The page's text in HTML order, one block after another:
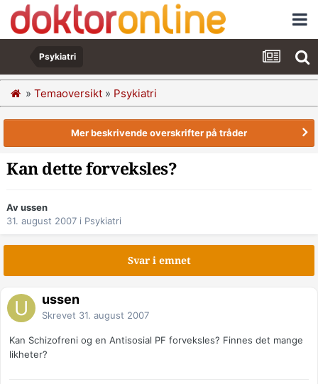
Psykiatri
» Temaoversikt » Psykiatri
Mer beskrivende overskrifter på tråder
Kan dette forveksles?
Av ussen
31. august 2007 i Psykiatri
Svar i emnet
ussen
Skrevet 31. august 2007
Kan Schizofreni og en Antisosial PF forveksles? Finnes det mange
likheter?